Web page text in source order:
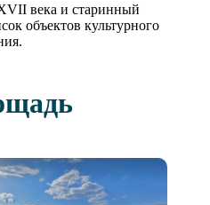
века и старинный
объектов культурного